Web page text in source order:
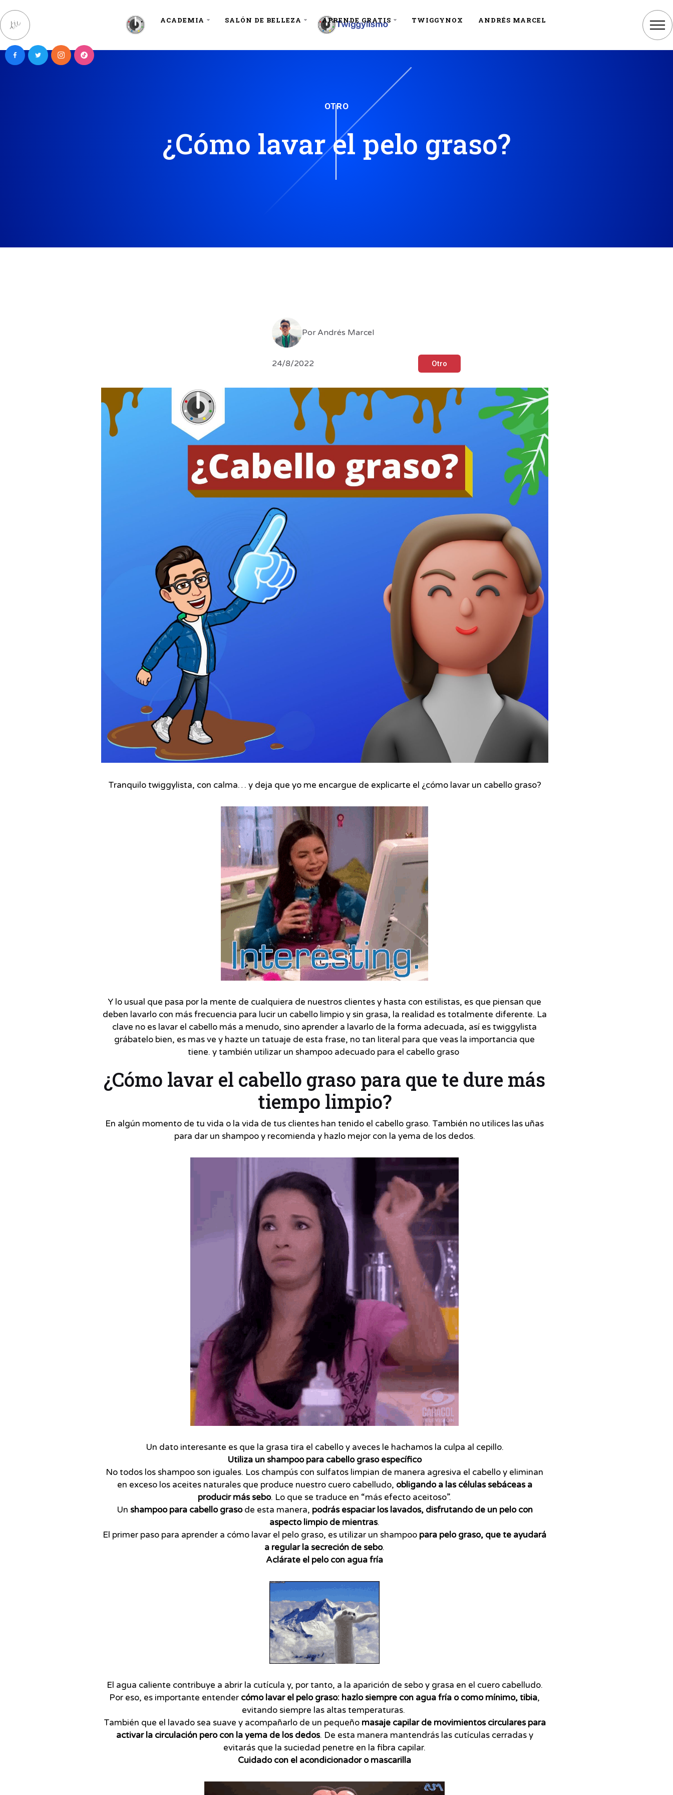
ACADEMIA SALÓN DE BELLEZA APRENDE GRATIS TWIGGYNOX ANDRÉS MARCEL
OTRO
¿Cómo lavar el pelo graso?
Por Andrés Marcel
24/8/2022 Otro
Tranquilo twiggylista, con calma… y deja que yo me encargue de explicarte el ¿cómo lavar un cabello graso?
Y lo usual que pasa por la mente de cualquiera de nuestros clientes y hasta con estilistas, es que piensan que
deben lavarlo con más frecuencia para lucir un cabello limpio y sin grasa, la realidad es totalmente diferente. La
clave no es lavar el cabello más a menudo, sino aprender a lavarlo de la forma adecuada, así es twiggylista
grábatelo bien, es mas ve y hazte un tatuaje de esta frase, no tan literal para que veas la importancia que
tiene. y también utilizar un shampoo adecuado para el cabello graso
¿Cómo lavar el cabello graso para que te dure más
tiempo limpio?
En algún momento de tu vida o la vida de tus clientes han tenido el cabello graso. También no utilices las uñas
para dar un shampoo y recomienda y hazlo mejor con la yema de los dedos.
Un dato interesante es que la grasa tira el cabello y aveces le hachamos la culpa al cepillo.
Utiliza un shampoo para cabello graso específico
No todos los shampoo son iguales. Los champús con sulfatos limpian de manera agresiva el cabello y eliminan
en exceso los aceites naturales que produce nuestro cuero cabelludo, obligando a las células sebáceas a
producir más sebo. Lo que se traduce en “más efecto aceitoso”.
Un shampoo para cabello grasode esta manera, podrás espaciar los lavados, disfrutando de un pelo con
aspecto limpio de mientras.
El primer paso para aprender a cómo lavar el pelo graso, es utilizar un shampoo para pelo graso, que te ayudará
a regular la secreción de sebo.
Aclárate el pelo con agua fría
El agua caliente contribuye a abrir la cutícula y, por tanto, a la aparición de sebo y grasa en el cuero cabelludo.
Por eso, es importante entender cómo lavar el pelo graso: hazlo siempre con agua fría o como mínimo, tibia,
evitando siempre las altas temperaturas.
También que el lavado sea suave y acompañarlo de un pequeño masaje capilar de movimientos circulares para
activar la circulación pero con la yema de los dedos. De esta manera mantendrás las cutículas cerradas y
evitarás que la suciedad penetre en la fibra capilar.
Cuidado con el acondicionador o mascarilla